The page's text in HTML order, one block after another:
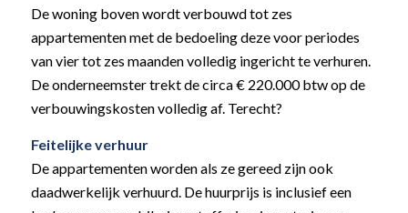
De woning boven wordt verbouwd tot zes
appartementen met de bedoeling deze voor periodes
van vier tot zes maanden volledig ingericht te verhuren.
De onderneemster trekt de circa € 220.000 btw op de
verbouwingskosten volledig af. Terecht?
Feitelijke verhuur
De appartementen worden als ze gereed zijn ook
daadwerkelijk verhuurd. De huurprijs is inclusief een